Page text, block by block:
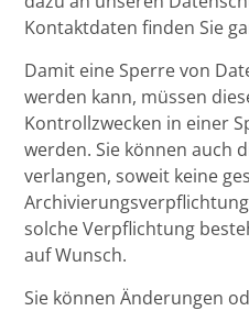
Kontaktdaten finden Sie
Damit eine Sperre von
werden kann, müssen
Kontrollzwecken in einer
werden. Sie können auch
verlangen, soweit keine
solche Verpflichtung
auf Wunsch.
Sie können Änderungen